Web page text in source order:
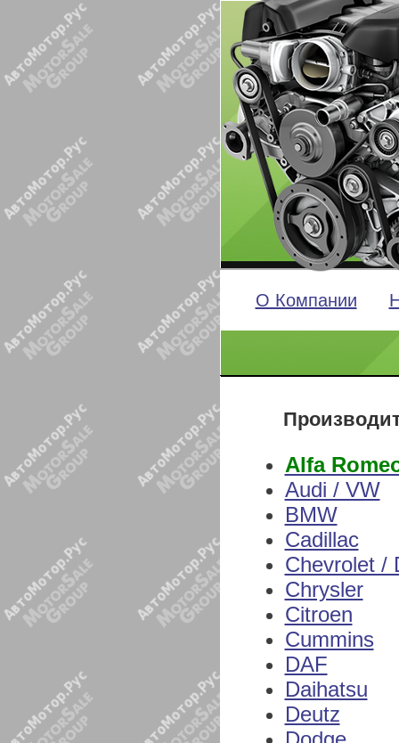
О Компании
Alfa
Audi / VW
BMW
Cadillac
Chevrolet /
Chrysler
Citroen
Cummins
DAF
Daihatsu
Deutz